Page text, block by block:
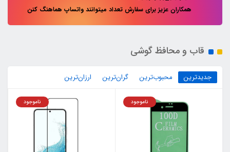
همکاران عزیز برای سفارش تعداد میتوانند واتساپ هماهنگ کنن
قاب و محافظ گوشی
جدیدترین محبوب‌ترین گران‌ترین ارزان‌ترین
ناموجود ناموجود